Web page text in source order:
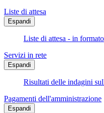
Liste di attesa
Espandi
Liste di attesa - in
Servizi in rete
Espandi
Risultati delle indagini
Pagamenti dell'amministrazione
Espandi